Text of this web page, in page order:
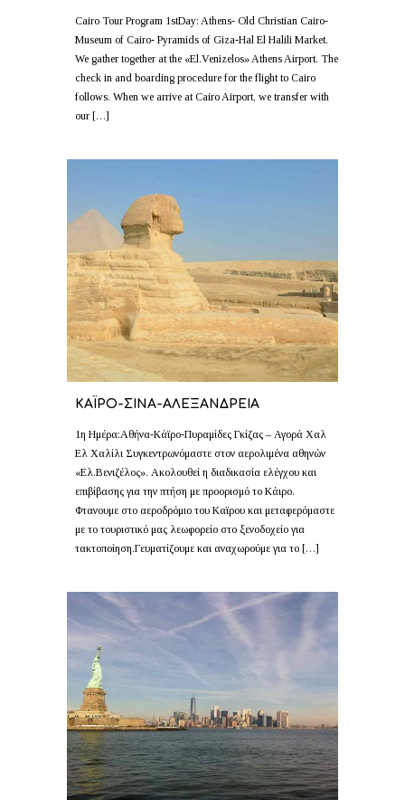
Cairo Tour Program 1stDay: Athens- Old Christian Cairo-
Museum of Cairo- Pyramids of Giza-Hal El Halili Market.
We gather together at the «El.Venizelos» Athens Airport. The
check in and boarding procedure for the flight to Cairo
follows. When we arrive at Cairo Airport, we transfer with
our […]
ΚΑΪΡΟ-ΣΙΝΑ-ΑΛΕΞΑΝΔΡΕΙΑ
1η Ημέρα:Αθήνα-Κάϊρο-Πυραμίδες Γκίζας – Αγορά Χαλ
Ελ Χαλίλι Συγκεντρωνόμαστε στον αερολιμένα αθηνών
«Ελ.Βενιζέλος». Ακολουθεί η διαδικασία ελέγχου και
επιβίβασης για την πτήση με προορισμό το Κάιρο.
Φτανουμε στο αεροδρόμιο του Καϊρου και μεταφερόμαστε
με το τουριστικό μας λεωφορείο στο ξενοδοχείο για
τακτοποίηση.Γευματίζουμε και αναχωρούμε για το […]